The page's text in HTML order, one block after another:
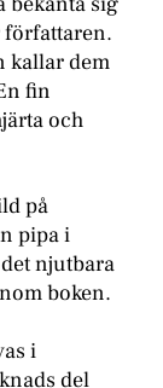
författaren.
kallar dem
fin
och
på
pipa i
njutbara
boken.
i
del